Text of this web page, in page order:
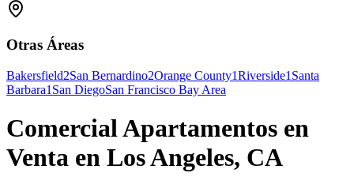
Otras Áreas
Bakersfield2San Bernardino2Orange County1Riverside1 Santa
Barbara1 San DiegoSan Francisco Bay Area
Comercial Apartamentos en
Venta en Los Angeles, CA